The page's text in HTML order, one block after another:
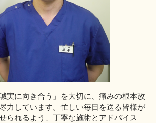
実に向き合う」を大切に、痛みの根本改
力しています。忙しい毎日を送る皆様が
られるよう、丁寧な施術とアドバイス